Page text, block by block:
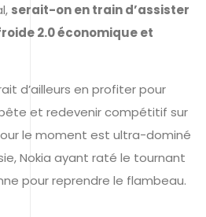
serait-on en train d’assister
2.0 économique et
d’ailleurs en profiter pour
et redevenir compétitif sur
le moment est ultra-dominé
Nokia ayant raté le tournant
pour reprendre le flambeau.